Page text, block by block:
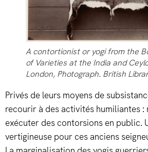
A contortionist or yogi from the
of Varieties at the India and
London, Photograph. British
Privés de leurs moyens de
recourir à des activités humiliantes :
exécuter des contorsions en public.
vertigineuse pour ces anciens